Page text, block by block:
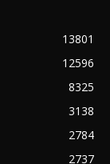
13801
12596
8325
3138
2784
2737